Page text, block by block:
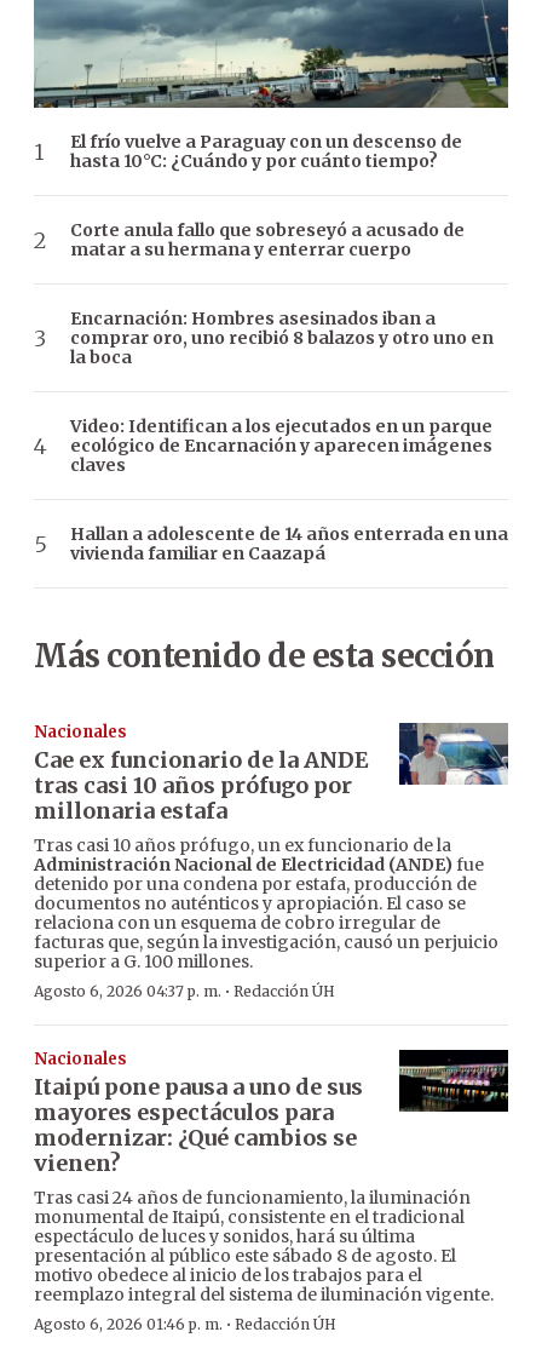
El frío vuelve a Paraguay con un descenso de
hasta 10°C: ¿Cuándo y por cuánto tiempo?
Corte anula fallo que sobreseyó a acusado de
matar a su hermana y enterrar cuerpo
Encarnación: Hombres asesinados iban a
comprar oro, uno recibió 8 balazos y otro uno en
la boca
Video: Identifican a los ejecutados en un parque
ecológico de Encarnación y aparecen imágenes
claves
Hallan a adolescente de 14 años enterrada en una
vivienda familiar en Caazapá
Más contenido de esta sección
Nacionales
Cae ex funcionario de la ANDE
tras casi 10 años prófugo por
millonaria estafa
Tras casi 10 años prófugo, un ex funcionario de la
Administración Nacional de Electricidad (ANDE)fue
detenido por una condena por estafa, producción de
documentos no auténticos y apropiación. El caso se
relaciona con un esquema de cobro irregular de
facturas que, según la investigación, causó un perjuicio
superior a G. 100 millones.
Agosto 6, 2026 04:37 p. m. · Redacción ÚH
Nacionales
Itaipú pone pausa a uno de sus
mayores espectáculos para
modernizar: ¿Qué cambios se
vienen?
Tras casi 24 años de funcionamiento, la iluminación
monumental de Itaipú, consistente en el tradicional
espectáculo de luces y sonidos, hará su última
presentación al público este sábado 8 de agosto. El
motivo obedece al inicio de los trabajos para el
reemplazo integral del sistema de iluminación vigente.
Agosto 6, 2026 01:46 p. m. · Redacción ÚH